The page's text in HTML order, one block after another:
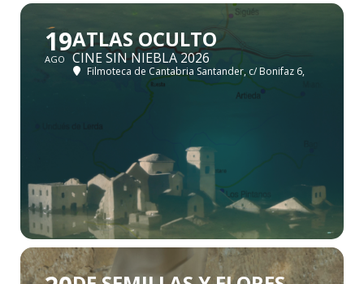
19
AGO
ATLAS OCULTO
CINE SIN NIEBLA 2026
Filmoteca de Cantabria Santander, c/ Bonifaz 6,